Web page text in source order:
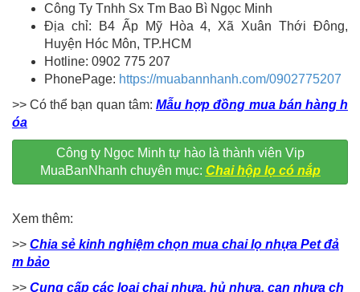
Công Ty Tnhh Sx Tm Bao Bì Ngọc Minh
Địa chỉ: B4 Ấp Mỹ Hòa 4, Xã Xuân Thới Đông,
Huyện Hóc Môn, TP.HCM
Hotline: 0902 775 207
PhonePage: https://muabannhanh.com/0902775207
>> Có thể bạn quan tâm: Mẫu hợp đồng mua bán hàng h
óa
Công ty Ngọc Minh tự hào là thành viên Vip
MuaBanNhanh chuyên mục: Chai hộp lọ có nắp
Xem thêm:
>> Chia sẻ kinh nghiệm chọn mua chai lọ nhựa Pet đả
m bảo
>> Cung cấp các loại chai nhựa, hủ nhựa, can nhựa ch